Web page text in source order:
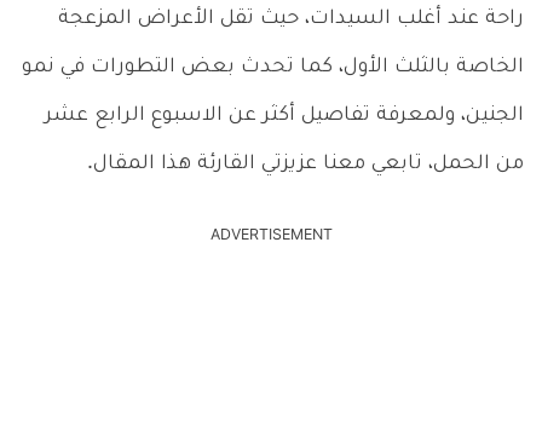
نمو
الجنين
راحة عند أغلب السيدات، حيث تقل الأعراض المزعجة
الخاصة بالثلث الأول، كما تحدث بعض التطورات في نمو
الجنين، ولمعرفة تفاصيل أكثر عن الاسبوع الرابع عشر
من الحمل، تابعي معنا عزيزتي القارئة هذا المقال.
ADVERTISEMENT